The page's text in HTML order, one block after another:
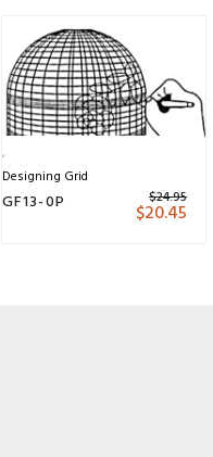
Designing Grid
GF13-0P $24.95
$20.45